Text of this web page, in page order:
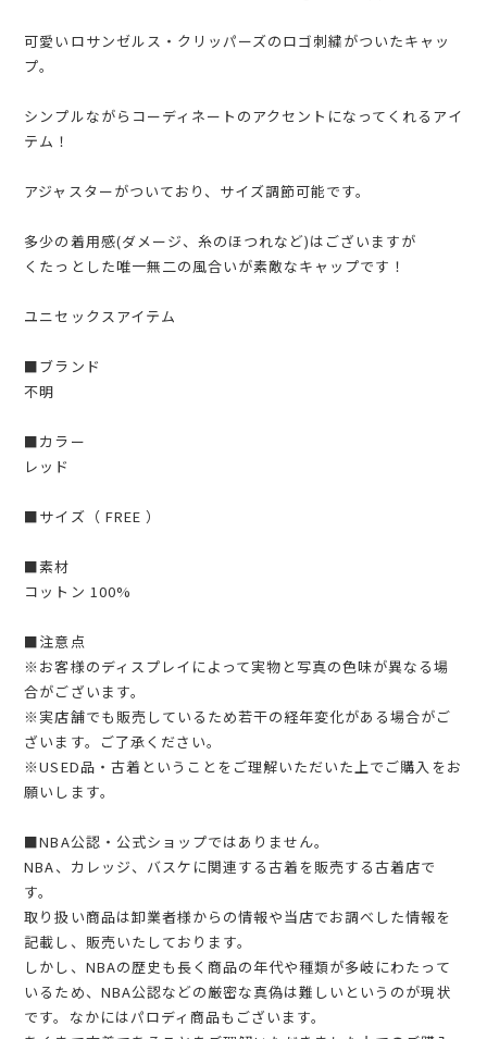
可愛いロサンゼルス・クリッパーズのロゴ刺繍がついたキャッ
プ。
シンプルながらコーディネートのアクセントになってくれるアイ
テム！
アジャスターがついており、サイズ調節可能です。
多少の着用感(ダメージ、糸のほつれなど)はございますが
くたっとした唯一無二の風合いが素敵なキャップです！
ユニセックスアイテム
■ブランド
不明
■カラー
レッド
■サイズ（ FREE ）
■素材
コットン 100%
■注意点
※お客様のディスプレイによって実物と写真の色味が異なる場
合がございます。
※実店舗でも販売しているため若干の経年変化がある場合がご
ざいます。ご了承ください。
※USED品・古着ということをご理解いただいた上でご購入をお
願いします。
■NBA公認・公式ショップではありません。
NBA、カレッジ、バスケに関連する古着を販売する古着店で
す。
取り扱い商品は卸業者様からの情報や当店でお調べした情報を
記載し、販売いたしております。
しかし、NBAの歴史も長く商品の年代や種類が多岐にわたって
いるため、NBA公認などの厳密な真偽は難しいというのが現状
です。なかにはパロディ商品もございます。